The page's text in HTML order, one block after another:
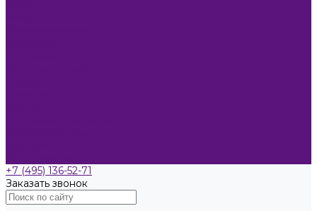
+7 (495) 136-52-71
Заказать звонок